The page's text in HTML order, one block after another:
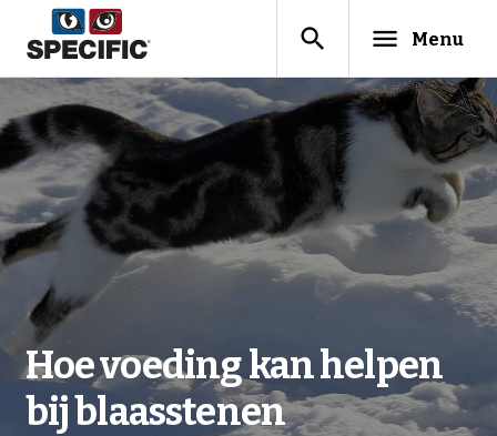
search menu Menu
Hoe voeding kan helpen
bij blaasstenen